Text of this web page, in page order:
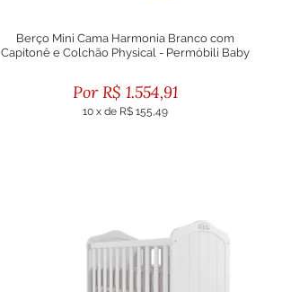
Berço Mini Cama Harmonia Branco com
Capitonê e Colchão Physical - Permóbili Baby
R$ 1.554,91
10 x de R$ 155,49